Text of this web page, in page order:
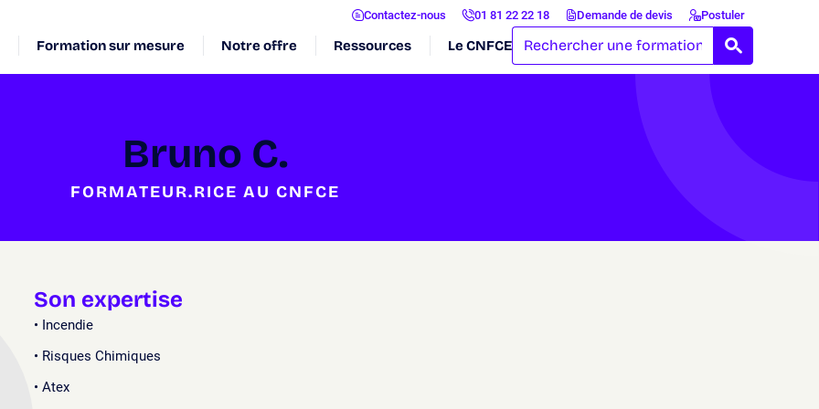
Contactez-nous 01 81 22 22 18 Demande de devis Postuler
Formation sur mesure Notre offre Ressources Le CNFCE
Bruno C.
FORMATEUR.RICE AU CNFCE
Son expertise
Incendie
Risques Chimiques
Atex